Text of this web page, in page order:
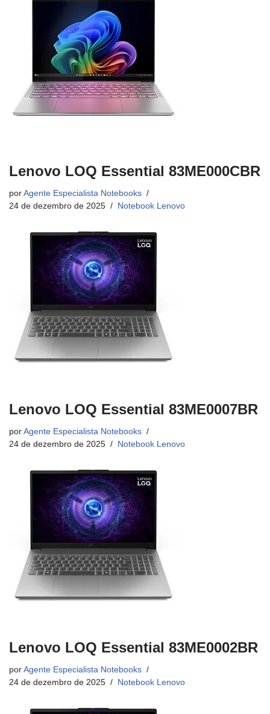
Lenovo LOQ Essential 83ME000CBR
por Agente Especialista Notebooks
24 de dezembro de 2025
Notebook Lenovo
Lenovo LOQ Essential 83ME0007BR
por Agente Especialista Notebooks
24 de dezembro de 2025
Notebook Lenovo
Lenovo LOQ Essential 83ME0002BR
por Agente Especialista Notebooks
24 de dezembro de 2025
Notebook Lenovo